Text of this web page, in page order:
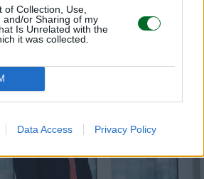
of Collection, Use,
and/or Sharing of my
Is Unrelated with the
it was collected.
Data Access Privacy Policy